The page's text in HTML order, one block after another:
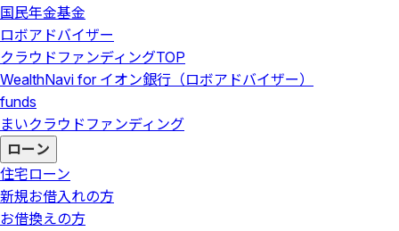
国民年金基金
ロボアドバイザー
クラウドファンディングTOP
WealthNavi for イオン銀行（ロボアドバイザー）
funds
まいクラウドファンディング
ローン
住宅ローン
新規お借入れの方
お借換えの方